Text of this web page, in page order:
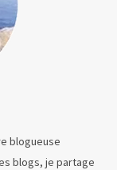
blogueuse
blogs, je partage